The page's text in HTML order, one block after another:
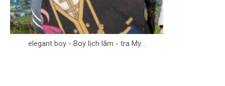
elegant boy - Boy lịch lãm - tra My...